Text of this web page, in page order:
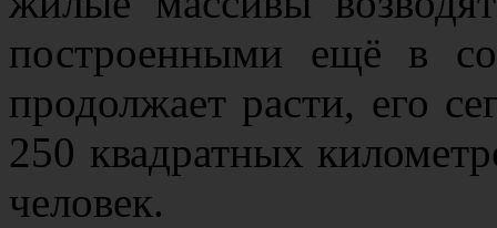
построенными ещё в
продолжает расти, его
250 квадратных
человек.